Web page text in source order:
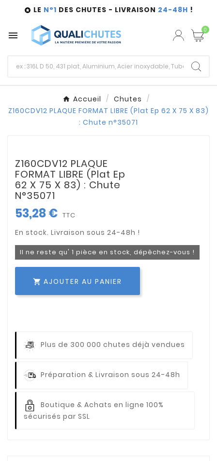
 LE N°1 DES CHUTES - LIVRAISON 24-48H !
 0
Accueil
Chutes
Z160CDV12 PLAQUE FORMAT LIBRE (Plat Ep 62 X 75 X 83)
: Chute n°35071
Z160CDV12 PLAQUE
FORMAT LIBRE (Plat Ep
62 X 75 X 83) : Chute
N°35071
53,28 € TTC
Il ne reste qu' 1 pièce en stock, dépêchez-vous !
 AJOUTER AU PANIER
Plus de 300 000 chutes déjà vendues
Préparation & Livraison sous 24-48h
Boutique & Achats en ligne 100%
sécurisés par SSL